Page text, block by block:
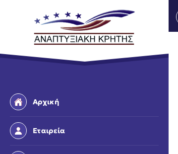
Αρχική
Εταιρεία